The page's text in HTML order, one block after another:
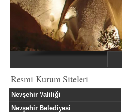
Resmi Kurum Siteleri
Nevşehir Valiliği
Nevşehir Belediyesi